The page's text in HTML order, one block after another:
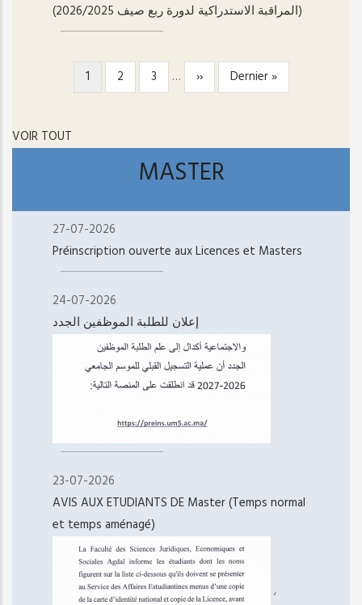
(المراقبة الاستدراكية لدورة ربع صيف 2026/2025)
PAGINATIONPage
courante
1 Page
2 Page
3 …
Page
suivante
››
Dernière
page
Dernier »
VOIR TOUT
MASTER
27-07-2026
Préinscription ouverte aux Licences et Masters
24-07-2026
إعلان للطلبة الموظفين الجدد
23-07-2026
AVIS AUX ETUDIANTS DE Master (Temps normal
et temps aménagé)
,